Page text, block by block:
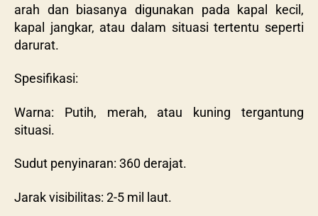
arah dan biasanya digunakan pada kapal kecil,
kapal jangkar, atau dalam situasi tertentu seperti
darurat.
Spesifikasi:
Warna: Putih, merah, atau kuning tergantung
situasi.
Sudut penyinaran: 360 derajat.
Jarak visibilitas: 2-5 mil laut.